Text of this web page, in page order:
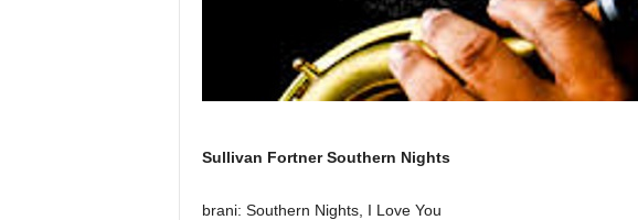
Sullivan Fortner Southern Nights
brani: Southern Nights, I Love You